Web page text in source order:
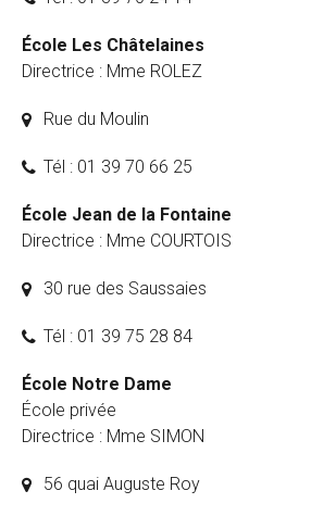
École Les Châtelaines
Directrice : Mme ROLEZ
Rue du Moulin
Tél : 01 39 70 66 25
École Jean de la Fontaine
Directrice : Mme COURTOIS
30 rue des Saussaies
Tél : 01 39 75 28 84
École Notre Dame
École privée
Directrice : Mme SIMON
56 quai Auguste Roy